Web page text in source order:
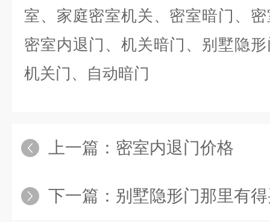
室、家庭密室机关、密室暗门、
密室内退门、机关暗门、别墅隐
机关门、自动暗门
上一篇： 密室内退门价格
下一篇： 别墅隐形门那里有